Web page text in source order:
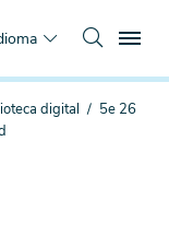
digital
5e 26